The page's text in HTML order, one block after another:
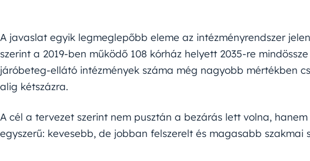
A javaslat egyik legmeglepőbb eleme az intézményrendszer
szerint a 2019-ben működő 108 kórház helyett 2035-re
járóbeteg-ellátó intézmények száma még nagyobb mértékben
alig kétszázra.
A cél a tervezet szerint nem pusztán a bezárás lett volna,
egyszerű: kevesebb, de jobban felszerelt és magasabb szakmai